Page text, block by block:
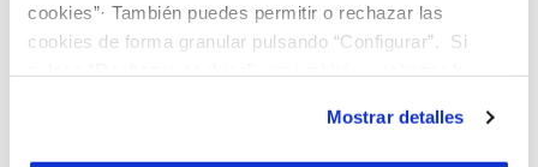
cookies”· También puedes permitir o rechazar las
cookies de forma granular pulsando “Configurar”. Si
son indispensables para que el sitio web funcione y que
por tanto no se pueden desactivar. Puedes consultar
Mostrar detalles